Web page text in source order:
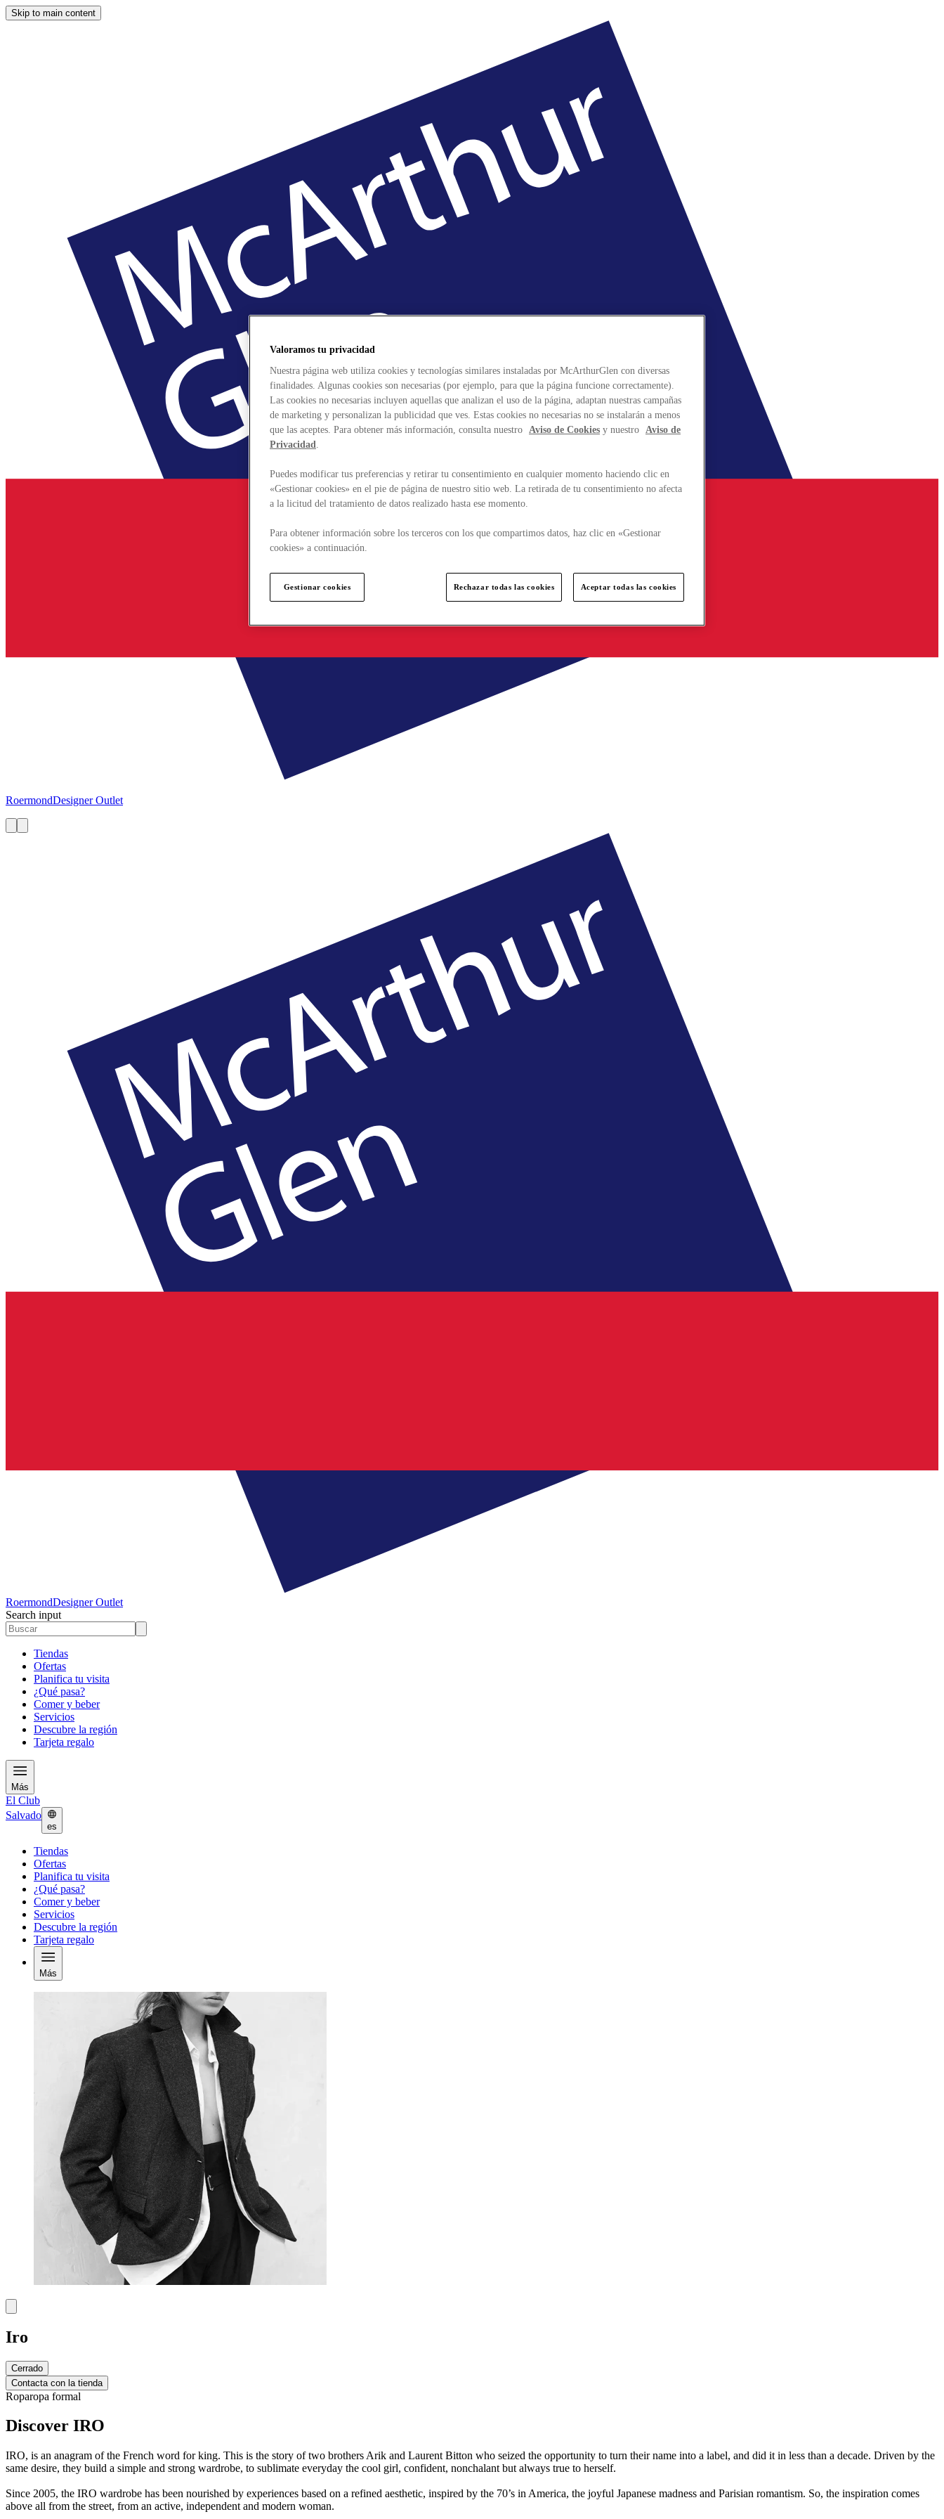
Skip to main content
RoermondDesigner Outlet
RoermondDesigner Outlet
Search input
Tiendas
Ofertas
Planifica tu visita
¿Qué pasa?
Comer y beber
Servicios
Descubre la región
Tarjeta regalo
Más
El Club
Salvado
es
Tiendas
Ofertas
Planifica tu visita
¿Qué pasa?
Comer y beber
Servicios
Descubre la región
Tarjeta regalo
Más
Iro
Cerrado
Contacta con la tienda
Roparopa formal
Discover IRO
IRO, is an anagram of the French word for king. This is the story of two brothers Arik and Laurent Bitton who seized the opportunity to turn their name into a label, and did it in less than a decade. Driven by the
same desire, they build a simple and strong wardrobe, to sublimate everyday the cool girl, confident, nonchalant but always true to herself.
Since 2005, the IRO wardrobe has been nourished by experiences based on a refined aesthetic, inspired by the 70’s in America, the joyful Japanese madness and Parisian romantism. So, the inspiration comes
above all from the street, from an active, independent and modern woman.
Valoramos tu privacidad
Nuestra página web utiliza cookies y tecnologías similares instaladas por McArthurGlen con diversas
finalidades. Algunas cookies son necesarias (por ejemplo, para que la página funcione correctamente).
Las cookies no necesarias incluyen aquellas que analizan el uso de la página, adaptan nuestras campañas
de marketing y personalizan la publicidad que ves. Estas cookies no necesarias no se instalarán a menos
que las aceptes. Para obtener más información, consulta nuestro Aviso de Cookies y nuestro Aviso de
Privacidad.
Puedes modificar tus preferencias y retirar tu consentimiento en cualquier momento haciendo clic en
«Gestionar cookies» en el pie de página de nuestro sitio web. La retirada de tu consentimiento no afecta
a la licitud del tratamiento de datos realizado hasta ese momento.
Para obtener información sobre los terceros con los que compartimos datos, haz clic en «Gestionar
cookies» a continuación.
Gestionar cookies Rechazar todas las cookies Aceptar todas las cookies